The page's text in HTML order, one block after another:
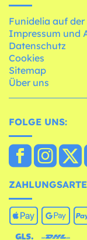
Funidelia auf der
Impressum und
Datenschutz
Cookies
Sitemap
Über uns
FOLGE UNS: